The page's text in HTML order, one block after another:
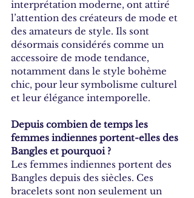
interprétation moderne, ont attiré
l’attention des créateurs de mode et
des amateurs de style. Ils sont
désormais considérés comme un
accessoire de mode tendance,
notamment dans le style bohème
chic, pour leur symbolisme culturel
et leur élégance intemporelle.
Depuis combien de temps les
femmes indiennes portent-elles des
Bangles et pourquoi ?
Les femmes indiennes portent des
Bangles depuis des siècles. Ces
bracelets sont non seulement un